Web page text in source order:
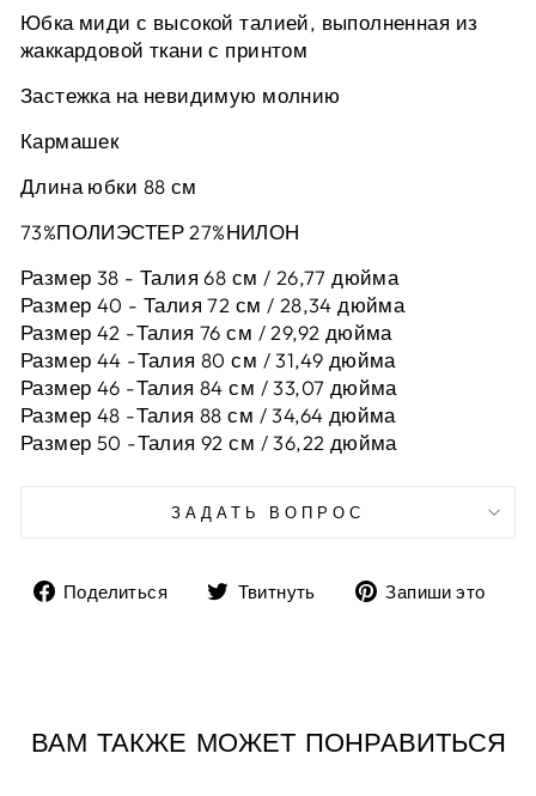
Юбка миди с высокой талией, выполненная из
жаккардовой ткани с принтом
Застежка на невидимую молнию
Кармашек
Длина юбки 88 см
73%ПОЛИЭСТЕР 27%НИЛОН
Размер 38 - Талия 68 см / 26,77 дюйма
Размер 40 - Талия 72 см / 28,34 дюйма
Размер 42 -Талия 76 см / 29,92 дюйма
Размер 44 -Талия 80 см / 31,49 дюйма
Размер 46 -Талия 84 см / 33,07 дюйма
Размер 48 -Талия 88 см / 34,64 дюйма
Размер 50 -Талия 92 см / 36,22 дюйма
ЗАДАТЬ ВОПРОС
Поделиться
Поделиться
Твитнуть
ТвитнутьЗапиши это
ВАМ ТАКЖЕ МОЖЕТ ПОНРАВИТЬСЯ